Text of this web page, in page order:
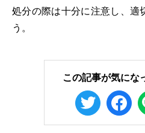
処分の際は十分に注意し、適
う。
この記事が気にな